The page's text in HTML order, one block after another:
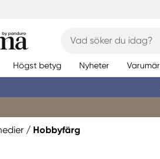
Högst betyg Nyheter
Hobbyfärg